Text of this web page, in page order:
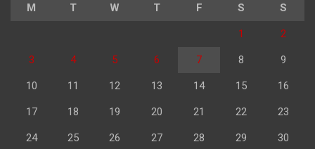
M T W T F S S
1 2
3 4 5 6 7 8 9
10 11 12 13 14 15 16
17 18 19 20 21 22 23
24 25 26 27 28 29 30